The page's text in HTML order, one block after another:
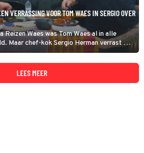
VERRASSING VOOR TOM WAES IN SERGIO OVER
Reizen Waes was Tom Waes al in alle
Maar chef-kok Sergio Herman verrast de
in Sergio over de Grens met een trip
nooit is geweest: Zuid-Afrika.
LEES MEER